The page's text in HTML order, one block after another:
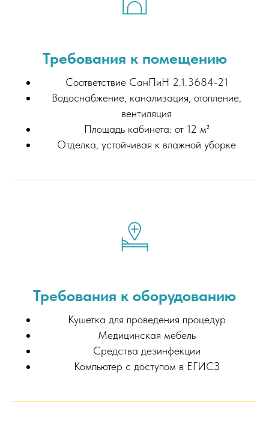
Требования к помещению
Соответствие СанПиН 2.1.3684-21
Водоснабжение, канализация, отопление,
вентиляция
Площадь кабинета: от 12 м²
Отделка, устойчивая к влажной уборке
Требования к оборудованию
Кушетка для проведения процедур
Медицинская мебель
Средства дезинфекции
Компьютер с доступом в ЕГИСЗ